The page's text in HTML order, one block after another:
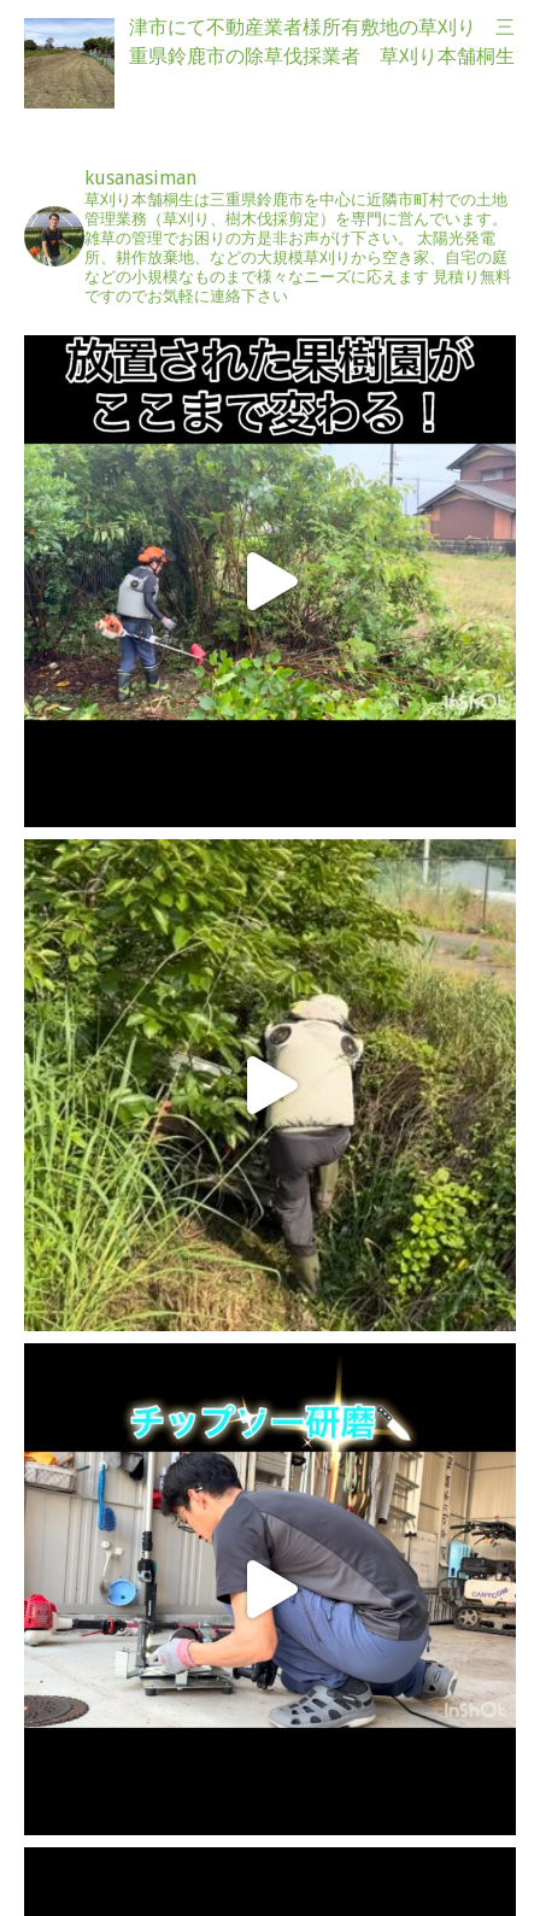
津市にて不動産業者様所有敷地の草刈り 三
重県鈴鹿市の除草伐採業者 草刈り本舗桐生
kusanasiman
草刈り本舗桐生は三重県鈴鹿市を中心に近隣市町村での土地
管理業務（草刈り、樹木伐採剪定）を専門に営んでいます。
雑草の管理でお困りの方是非お声がけ下さい。
太陽光発電
所、耕作放棄地、などの大規模草刈りから空き家、自宅の庭
などの小規模なものまで様々なニーズに応えます 見積り無料
ですのでお気軽に連絡下さい